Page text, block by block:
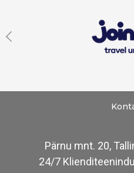
Pärnu mnt. 20,
24/7